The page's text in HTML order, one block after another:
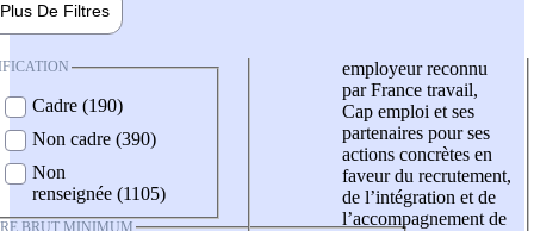
Plus De Filtres
Cadre (190)
Non cadre (390)
Non
renseignée (1105)
BRUT MINIMUM
employeur reconnu
par France travail,
Cap emploi et ses
partenaires pour ses
actions concrètes en
faveur du recrutement,
de l’intégration et de
l’accompagnement de